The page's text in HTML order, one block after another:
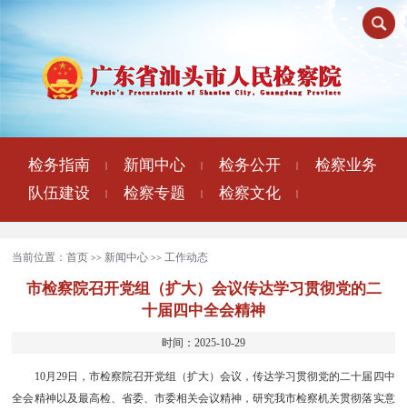
检务指南 新闻中心 检务公开
检察业务
队伍建设
检察专题 检察文化
当前位置：首页 >> 新闻中心 >> 工作动态
市检察院召开党组（扩大）会议传达学习贯彻党的二
十届四中全会精神
时间：2025-10-29
10月29日，市检察院召开党组（扩大）会议，传达学习贯彻党的二十届四中
全会精神以及最高检、省委、市委相关会议精神，研究我市检察机关贯彻落实意